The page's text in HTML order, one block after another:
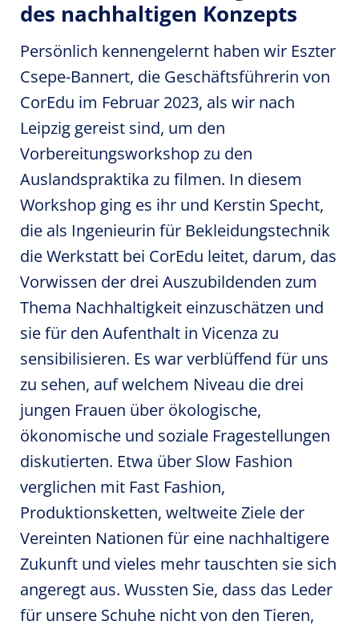
des nachhaltigen Konzepts
Persönlich kennengelernt haben wir Eszter
Csepe-Bannert, die Geschäftsführerin von
CorEdu im Februar 2023, als wir nach
Leipzig gereist sind, um den
Vorbereitungsworkshop zu den
Auslandspraktika zu filmen. In diesem
Workshop ging es ihr und Kerstin Specht,
die als Ingenieurin für Bekleidungstechnik
die Werkstatt bei CorEdu leitet, darum, das
Vorwissen der drei Auszubildenden zum
Thema Nachhaltigkeit einzuschätzen und
sie für den Aufenthalt in Vicenza zu
sensibilisieren. Es war verblüffend für uns
zu sehen, auf welchem Niveau die drei
jungen Frauen über ökologische,
ökonomische und soziale Fragestellungen
diskutierten. Etwa über Slow Fashion
verglichen mit Fast Fashion,
Produktionsketten, weltweite Ziele der
Vereinten Nationen für eine nachhaltigere
Zukunft und vieles mehr tauschten sie sich
angeregt aus. Wussten Sie, dass das Leder
für unsere Schuhe nicht von den Tieren,